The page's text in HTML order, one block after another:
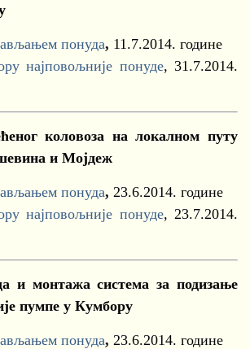
понуда, 11.7.2014. године
најповољније понуде, 31.7.2014.
коловоза на локалном путу
и Мојдеж
понуда, 23.6.2014. године
најповољније понуде, 23.7.2014.
и монтажа система за подизање
пумпе у Кумбору
понуда, 23.6.2014. године